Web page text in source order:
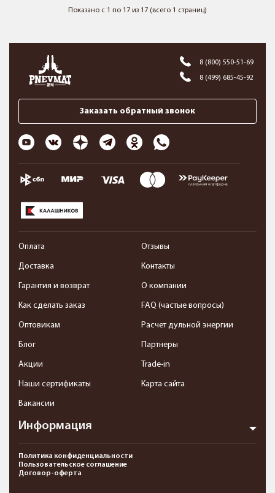
Показано с 1 по 17 из 17 (всего 1 страниц)
8 (800) 550-51-69
8 (499) 685-45-92
Заказать обратный звонок
Информация
Оплата
Доставка
Гарантия и возврат
Как сделать заказ
Оптовикам
Блог
Акции
Наши сертификаты
Вакансии
Отзывы
Контакты
О компании
FAQ (частые вопросы)
Расчет дульной энергии
Партнеры
Trade-in
Карта сайта
Политика конфиденциальности
Пользовательское соглашение
Договор-оферта